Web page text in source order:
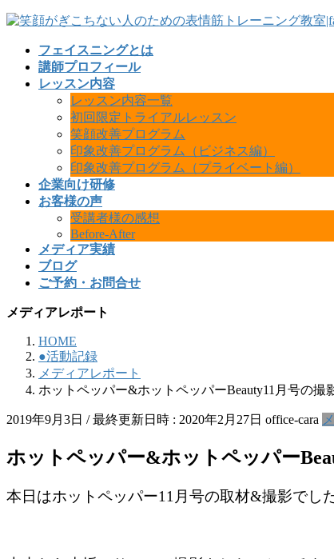
フェイスニングとは
講師プロフィール
レッスン内容
レッスン内容一覧
初回限定トライアルレッスン
笑顔改善プログラム
印象改善プログラム（ビジネス編）
印象改善プログラム（プライベート編）
企業向け研修
お客様の声
受講者様の感想
Before-After
メディア実績
ブログ
ご予約・お問合せ
メディアレポート
HOME
●活動記録
メディアレポート
ホットペッパー&ホットペッパーBeauty11月号の撮
2019年9月3日 / 最終更新日時 : 2020年2月27日 office-cara
ホットペッパー&ホットペッパー
本日はホットペッパー11月号の取材&撮影でした